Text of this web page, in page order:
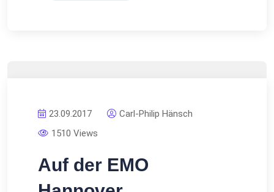
23.09.2017
Carl-Philip Hänsch
1510 Views
Auf der EMO